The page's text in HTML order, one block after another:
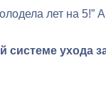
лет на 5!”
системе ухода